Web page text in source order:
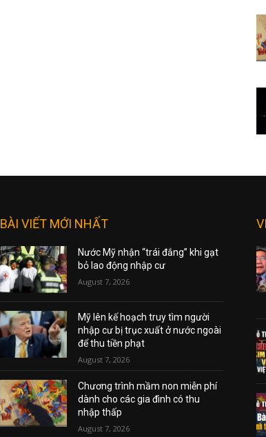
BÀI VIẾT MỚI NHẤT
Nước Mỹ nhận “trái đắng” khi gạt
bỏ lao động nhập cư
August 7, 2026
Mỹ lên kế hoạch truy tìm người
nhập cư bị trục xuất ở nước ngoài
để thu tiền phạt
August 7, 2026
Chương trình mầm non miễn phí
dành cho các gia đình có thu
nhập thấp
August 7, 2026